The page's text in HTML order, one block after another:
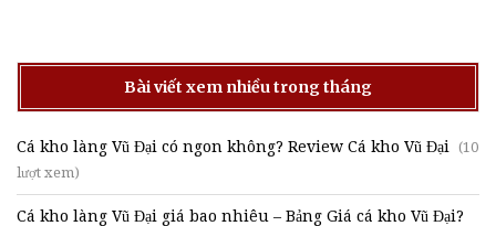
Bài viết xem nhiều trong tháng
Cá kho làng Vũ Đại có ngon không? Review Cá kho Vũ Đại (10
lượt xem)
Cá kho làng Vũ Đại giá bao nhiêu – Bảng Giá cá kho Vũ Đại?